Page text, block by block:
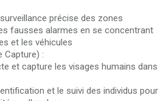
précise des zones
fausses alarmes en se concentrant
et les véhicules
Capture) :
et capture les visages humains dans
et le suivi des individus pour